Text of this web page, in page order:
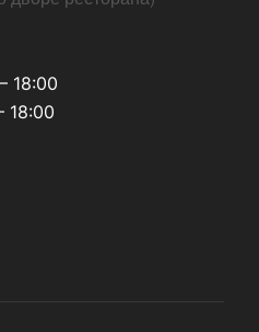
18:00
18:00